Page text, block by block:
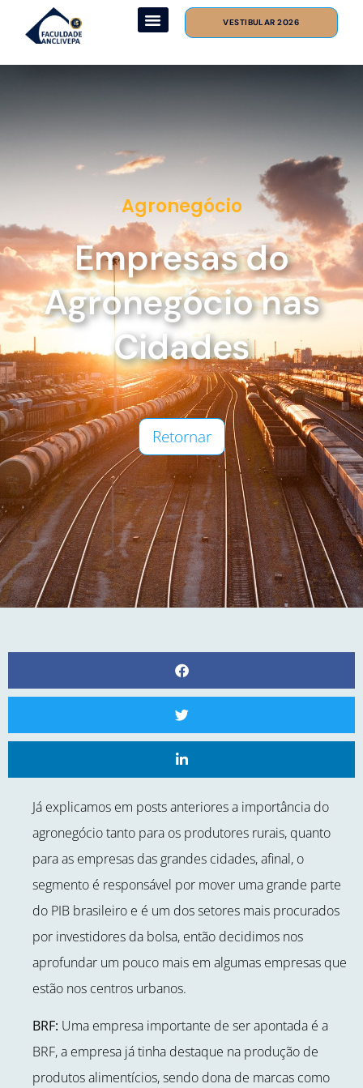
VESTIBULAR 2026
Agronegócio
Empresas do
Agronegócio nas
Cidades
Retornar
Já explicamos em posts anteriores a importância do
agronegócio tanto para os produtores rurais, quanto
para as empresas das grandes cidades, afinal, o
segmento é responsável por mover uma grande parte
do PIB brasileiro e é um dos setores mais procurados
por investidores da bolsa, então decidimos nos
aprofundar um pouco mais em algumas empresas que
estão nos centros urbanos.
BRF: Uma empresa importante de ser apontada é a
BRF, a empresa já tinha destaque na produção de
produtos alimentícios, sendo dona de marcas como